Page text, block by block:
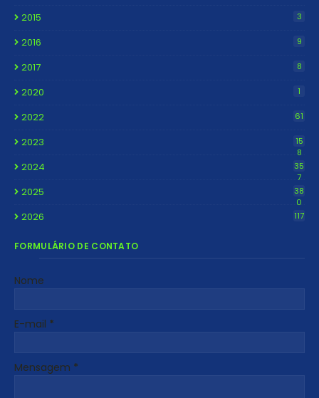
2015 3
2016 9
2017 8
2020 1
2022 61
2023
15
8
2024
35
7
2025
38
0
2026 117
FORMULÁRIO DE CONTATO
Nome
E-mail *
Mensagem *